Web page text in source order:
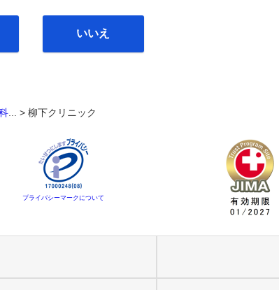
いいえ
... > 柳下クリニック
プライバシーマークについて